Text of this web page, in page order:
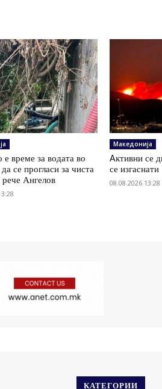
време за водата во
се прогласи за чиста
Ангелов
Македонија
Aктивни се
се изгаснати
08.08.2026 13:28
КАТЕГОРИИ